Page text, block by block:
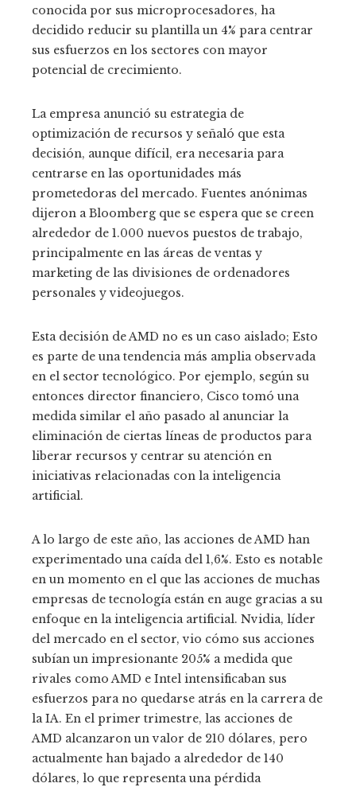
conocida por sus microprocesadores, ha
decidido reducir su plantilla un 4% para centrar
sus esfuerzos en los sectores con mayor
potencial de crecimiento.
La empresa anunció su estrategia de
optimización de recursos y señaló que esta
decisión, aunque difícil, era necesaria para
centrarse en las oportunidades más
prometedoras del mercado. Fuentes anónimas
dijeron a Bloomberg que se espera que se creen
alrededor de 1.000 nuevos puestos de trabajo,
principalmente en las áreas de ventas y
marketing de las divisiones de ordenadores
personales y videojuegos.
Esta decisión de AMD no es un caso aislado; Esto
es parte de una tendencia más amplia observada
en el sector tecnológico. Por ejemplo, según su
entonces director financiero, Cisco tomó una
medida similar el año pasado al anunciar la
eliminación de ciertas líneas de productos para
liberar recursos y centrar su atención en
iniciativas relacionadas con la inteligencia
artificial.
A lo largo de este año, las acciones de AMD han
experimentado una caída del 1,6%. Esto es notable
en un momento en el que las acciones de muchas
empresas de tecnología están en auge gracias a su
enfoque en la inteligencia artificial. Nvidia, líder
del mercado en el sector, vio cómo sus acciones
subían un impresionante 205% a medida que
rivales como AMD e Intel intensificaban sus
esfuerzos para no quedarse atrás en la carrera de
la IA. En el primer trimestre, las acciones de
AMD alcanzaron un valor de 210 dólares, pero
actualmente han bajado a alrededor de 140
dólares, lo que representa una pérdida